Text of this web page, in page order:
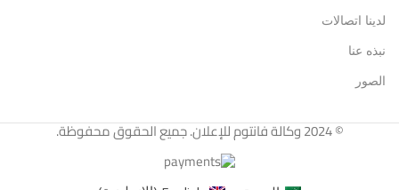
لدينا اتصالات
نبذه عنا
الصور
© 2024 وكالة فانتوم للإعلان. جميع الحقوق محفوظة.